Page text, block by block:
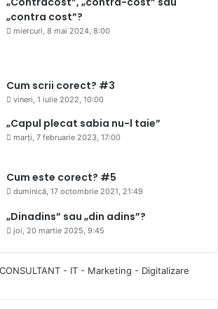
„contra cost”?
miercuri, 8 mai 2024, 8:00
Cum scrii corect? #3
vineri, 1 iulie 2022, 10:00
„Capul plecat sabia nu-l taie”
marți, 7 februarie 2023, 17:00
Cum este corect? #5
duminică, 17 octombrie 2021, 21:49
„Dinadins” sau „din adins”?
joi, 20 martie 2025, 9:45